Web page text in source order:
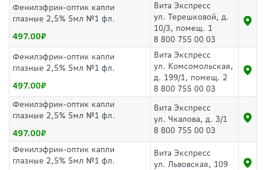
Фенилэфрин-оптик капли
глазные 2,5% 5мл №1 фл.
497.00
Вита Экспресс
ул. Терешковой, д.
10/3, помещ. 1
8 800 755 00 03
Фенилэфрин-оптик капли
глазные 2,5% 5мл №1 фл.
497.00
Вита Экспресс
ул. Комсомольская,
д. 199/1, помещ. 2
8 800 755 00 03
Фенилэфрин-оптик капли
глазные 2,5% 5мл №1 фл.
497.00
Вита Экспресс
ул. Чкалова, д. 3/1
8 800 755 00 03
Фенилэфрин-оптик капли
глазные 2,5% 5мл №1 фл.
Вита Экспресс
ул. Львовская, 109